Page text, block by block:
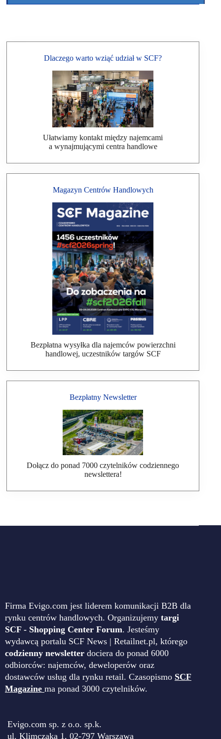
Dlaczego warto wziąć udział w SCF?
Ułatwiamy kontakt między najemcami
a wynajmującymi centra handlowe
Magazyn Centrów Handlowych
Bezpłatna wysyłka dla najemców powierzchni
handlowej, uczestników targów SCF
Bezpłatny Newsletter
Dołącz do ponad 7000 czytelników codziennego
newslettera!
Firma Evigo.com jest liderem komunikacji B2B dla
rynku centrów handlowych. Organizujemy targi
SCF - Shopping Center Forum. Jesteśmy
wydawcą portalu SCF News | Retailnet.pl, którego
codzienny newsletter dociera do ponad 6000
odbiorców: najemców, deweloperów oraz
dostawców usług dla rynku retail. Czasopismo SCF
Magazine ma ponad 3000 czytelników.
Evigo.com sp. z o.o. sp.k.
ul. Klimczaka 1, 02-797 Warszawa